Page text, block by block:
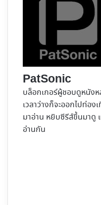
PatSonic
บล็อกเกอร์ผู้ชอบดูหนัง
เวลาว่างก็จะออกไปท่อ
มาอ่าน หยิบซีรีส์ขึ้นมาดู
อ่านกัน